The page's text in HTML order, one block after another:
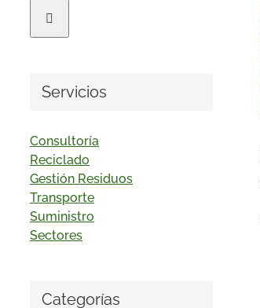
Servicios
Consultoría
Reciclado
Gestión Residuos
Transporte
Suministro
Sectores
Categorías